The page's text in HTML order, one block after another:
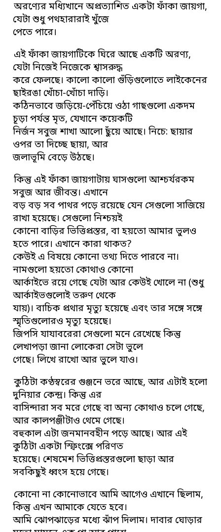
অরণ্যের মধ্যিখানে অপ্রত্যাশিত একটা ফাঁকা জায়গা,
যেটা শুধু পথহারারাই খুঁজে
পেতে পারে।
এই ফাঁকা জায়গাটিকে ঘিরে আছে একটি অরণ্য,
যেটা নিজেই নিজেকে শ্বাসরুদ্ধ
করে ফেলছে। কালো কালো গুঁড়িগুলোতে লাইকেনের
ছাইরঙা খোঁচা-খোঁচা দাড়ি।
কঠিনভাবে জড়িয়ে-পেঁচিয়ে ওঠা গাছগুলো একদম
চূড়া পর্যন্ত মৃত, যেখানে কয়েকটি
নির্জন সবুজ শাখা আলো ছুঁয়ে আছে। নিচে: ছায়ার
ওপর তা দিচ্ছে ছায়া, আর
জলাভূমি বেড়ে উঠছে।
কিন্তু এই ফাঁকা জায়গাটায় ঘাসগুলো আশ্চর্যরকম
সবুজ আর জীবন্ত। এখানে
বড় বড় সব পাথর পড়ে রয়েছে যেন সেগুলো সাজিয়ে
রাখা হয়েছে। সেগুলো নিশ্চয়ই
কোনো বাড়ির ভিত্তিপ্রস্তর, বা হয়তো আমার ভুলও
হতে পারে। এখানে কারা থাকত?
কেউই এ বিষয়ে কোনো তথ্য দিতে পারবে না।
নামগুলো হয়তো কোথাও কোনো
আর্কাইভে রয়ে গেছে যেটা আর কেউই খোলে না (শুধু
আর্কাইভগুলোই তরুণ থেকে
যায়)। বাচিক প্রথার মৃত্যু হয়েছে এবং তার সঙ্গে সঙ্গে
স্মৃতিগুলোরও মৃত্যু হয়েছে।
জিপসি যাযাবরেরা সেগুলো মনে রেখেছে কিন্তু
লেখাপড়া জানা লোকেরা সেটা ভুলে
গেছে। লিখে রাখো আর ভুলে যাও।
কুঠিটা কণ্ঠস্বরের গুঞ্জনে ভরে আছে, আর এটাই হলো
দুনিয়ার কেন্দ্র। কিন্তু এর
বাসিন্দারা সব মরে গেছে বা অন্য কোথাও চলে গেছে,
আর কালপঞ্জীটাও থেমে গেছে।
বহুকাল এটা জনমানবহীন পড়ে আছে। আর এই
কুঠিটা একটা স্ফিংক্সে পরিণত
হয়েছে। শেষমেশ ভিত্তিপ্রস্তরগুলো ছাড়া আর
সবকিছুই ধ্বংস হয়ে গেছে।
কোনো না কোনোভাবে আমি আগেও এখানে ছিলাম,
কিন্তু এখন আমাকে যেতে হবে।
আমি ঝোপঝাড়ের মধ্যে ঝাঁপ দিলাম। দাবার ঘোড়ার